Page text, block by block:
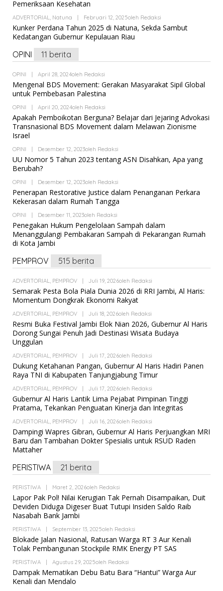
Pemeriksaan Kesehatan
ADVERTORIAL, Natuna Februari 12, 2025Oleh Redaksi
Kunker Perdana Tahun 2025 di Natuna, Sekda Sambut
Kedatangan Gubernur Kepulauan Riau
OPINI 11 berita
OPINI April 28, 2024Oleh Redaksi
Mengenal BDS Movement: Gerakan Masyarakat Sipil Global
untuk Pembebasan Palestina
OPINI April 20, 2024Oleh Redaksi
Apakah Pemboikotan Berguna? Belajar dari Jejaring Advokasi
Transnasional BDS Movement dalam Melawan Zionisme
Israel
OPINI Desember 12, 2023Oleh Redaksi
UU Nomor 5 Tahun 2023 tentang ASN Disahkan, Apa yang
Berubah?
OPINI Desember 12, 2023Oleh Redaksi
Penerapan Restorative Justice dalam Penanganan Perkara
Kekerasan dalam Rumah Tangga
OPINI Desember 11, 2023Oleh Redaksi
Penegakan Hukum Pengelolaan Sampah dalam
Menanggulangi Pembakaran Sampah di Pekarangan Rumah
di Kota Jambi
PEMPROV 515 berita
ADVERTORIAL, PEMPROV Juli 19, 2026Oleh Redaksi
Semarak Pesta Bola Piala Dunia 2026 di RRI Jambi, Al Haris:
Momentum Dongkrak Ekonomi Rakyat
ADVERTORIAL, PEMPROV Juli 18, 2026Oleh Redaksi
Resmi Buka Festival Jambi Elok Nian 2026, Gubernur Al Haris
Dorong Sungai Penuh Jadi Destinasi Wisata Budaya
Unggulan
ADVERTORIAL, PEMPROV Juli 17, 2026Oleh Redaksi
Dukung Ketahanan Pangan, Gubernur Al Haris Hadiri Panen
Raya TNI di Kabupaten Tanjungjabung Timur
ADVERTORIAL, PEMPROV Juli 17, 2026Oleh Redaksi
Gubernur Al Haris Lantik Lima Pejabat Pimpinan Tinggi
Pratama, Tekankan Penguatan Kinerja dan Integritas
ADVERTORIAL, PEMPROV Juli 16, 2026Oleh Redaksi
Dampingi Wapres Gibran, Gubernur Al Haris Perjuangkan MRI
Baru dan Tambahan Dokter Spesialis untuk RSUD Raden
Mattaher
PERISTIWA 21 berita
PERISTIWA Maret 2, 2026Oleh Redaksi
Lapor Pak Pol! Nilai Kerugian Tak Pernah Disampaikan, Duit
Deviden Diduga Digeser Buat Tutupi Insiden Saldo Raib
Nasabah Bank Jambi
PERISTIWA September 13, 2025Oleh Redaksi
Blokade Jalan Nasional, Ratusan Warga RT 3 Aur Kenali
Tolak Pembangunan Stockpile RMK Energy PT SAS
PERISTIWA Agustus 29, 2025Oleh Redaksi
Dampak Mematikan Debu Batu Bara “Hantui” Warga Aur
Kenali dan Mendalo